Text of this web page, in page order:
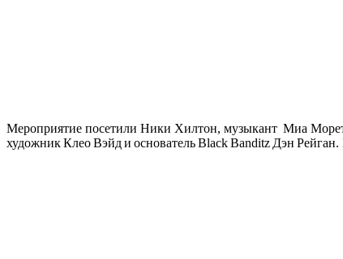
Мероприятие посетили Ники Хилтон, музыкант Миа
художник Клео Вэйд и основатель Black Banditz Дэн